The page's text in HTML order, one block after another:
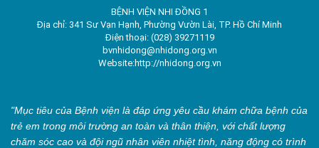
BỆNH VIỆN NHI ĐỒNG 1
Địa chỉ: 341 Sư Vạn Hạnh, Phường Vườn Lài, TP. Hồ Chí Minh
Điện thoại: (028) 39271119
bvnhidong@nhidong.org.vn
Website:http://nhidong.org.vn
"Mục tiêu của Bệnh viện là đáp ứng yêu cầu khám chữa bệnh của
trẻ em trong môi trường an toàn và thân thiện, với chất lượng
chăm sóc cao và đội ngũ nhân viên nhiệt tình, năng động có trình